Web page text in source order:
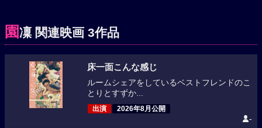
園凜 関連映画 3作品
床一面こんな感じ
ルームシェアをしているベストフレンドのこ
とりとすずか...
出演 2026年8月公開
-